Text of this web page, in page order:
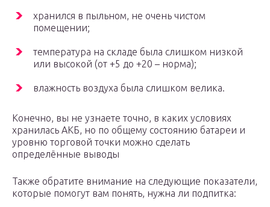
хранился в пыльном, не очень чистом
помещении;
температура на складе была слишком низкой
или высокой (от +5 до +20 – норма);
влажность воздуха была слишком велика.
Конечно, вы не узнаете точно, в каких условиях
хранилась АКБ, но по общему состоянию батареи и
уровню торговой точки можно сделать
определённые выводы
Также обратите внимание на следующие показатели,
которые помогут вам понять, нужна ли подпитка: